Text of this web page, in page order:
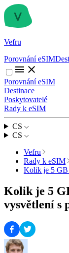
Vefru
Porovnání eSIM
Porovnání eSIM
Destinace
Poskytovatelé
Rady k eSIM
CS
CS
Vefru
Rady k eSIM
Kolik je 5 GB
Kolik je 5
vysvětlení s